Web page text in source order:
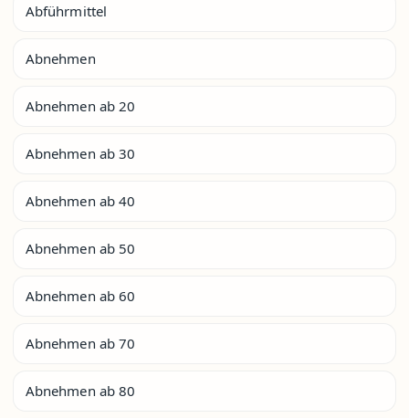
Abführmittel
Abnehmen
Abnehmen ab 20
Abnehmen ab 30
Abnehmen ab 40
Abnehmen ab 50
Abnehmen ab 60
Abnehmen ab 70
Abnehmen ab 80